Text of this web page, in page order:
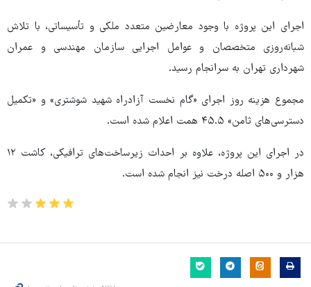
اجرای این پروژه با وجود معارضین متعدد ملکی و تأسیساتی، با تلاش
شبانه‌روزی متخصصان و عوامل اجرایی سازمان مهندسی و عمران
شهرداری تهران به سرانجام رسید.
مجموع هزینه روز اجرای «گام نخست آزادراه شهید شوشتری» و «تکمیل
دسترسی‌های ثامن» ۴۵.۵ همت اعلام شده است.
در اجرای این پروژه، علاوه بر احداث زیرساخت‌های ترافیکی، کاشت ۱۲
هزار و ۵۰۰ اصله درخت نیز انجام شده است.